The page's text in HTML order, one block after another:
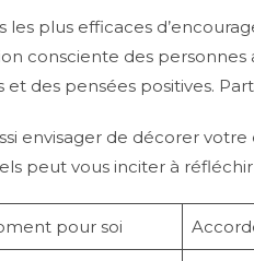
les plus efficaces
consciente des
et des pensées positives.
envisager de décorer
peut vous inciter à
pour soi